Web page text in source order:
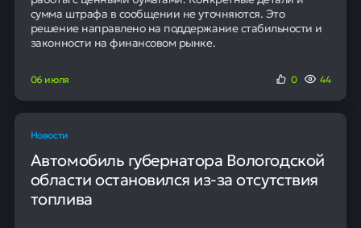
Региональный контекст
В рамках двухдневных переговоров, состоявшихся в
Южной Корее, стороны договорились укреплять
взаимодействие по поставкам сырой нефти и
элементов соглашения стала договоренность о
взаимных поставках нефтепродуктов и СПГ из
национальных запасов в случае возникновения